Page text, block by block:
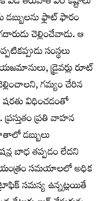
ఫ్లాట్ ఫారం
చెల్లించేవాడు. ఆ
సంస్థలు
డ్రైవర్లు రూట్
గమ్యం చేరిన
విధించడంతో
ప్రతి వాహన
డబ్బులు
బాధ తప్పడం లేదని
సమయాలలో అధిక
సమస్య ఉన్నట్లయితే